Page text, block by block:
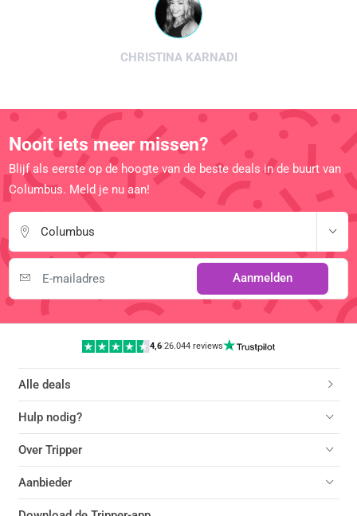
CHRISTINA KARNADI
Nooit iets meer missen?
Blijf als eerste op de hoogte van de beste deals in de buurt van
Columbus. Meld je nu aan!
Columbus
Aanmelden
4,6 |26.044 reviews
Alle deals
Hulp nodig?
Over Tripper
Aanbieder